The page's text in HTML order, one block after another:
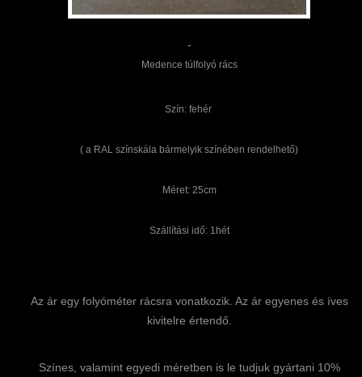
-
Medence túlfolyó rács
Szín: fehér
( a RAL színskála bármelyik színében rendelhető)
Méret: 25cm
Szállítási idő: 1hét
Az ár egy folyóméter rácsra vonatkozik. Az ár egyenes és íves
kivitelre értendő.
Színes, valamint egyedi méretben is le tudjuk gyártani 10%